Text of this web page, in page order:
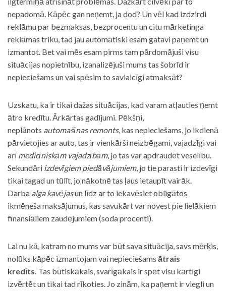
nepadomā. Kāpēc gan neņemt, ja dod? Un vēl kad izdzirdi
reklāmu par bezmaksas, bezprocentu un citu mārketinga
reklāmas triku, tad jau automātiski esam gatavi paņemt un
izmantot. Bet vai mēs esam pirms tam pārdomājuši visu
situācijas nopietnību, izanalizējuši mums tas šobrīd ir
nepieciešams un vai spēsim to savlaicīgi atmaksāt?
Uzskatu, ka ir tikai dažas situācijas, kad varam atļauties ņemt
ātro kredītu. Ārkārtas gadījumi. Pēkšņi,
neplānots automašīnas remonts, kas nepieciešams, jo ikdienā
pārvietojies ar auto, tas ir vienkārši neizbēgami, vajadzīgi vai
arīmedicīniskām vajadzībām, jo tas var apdraudēt veselību.
Sekundāri izdevīgiem piedāvājumiem, jo tie parasti ir izdevīgi
tikai tagad un tūlīt, jo nākotnē tas ļaus ietaupīt vairāk.
Darba alga kavējasun līdz ar to iekavēsiet obligātos
ikmēneša maksājumus, kas savukārt var novest pie lielākiem
finansiāliem zaudējumiem (soda procenti).
Lai nu kā, katram no mums var būt sava situācija, savs mērķis,
nolūks kāpēc izmantojam vai nepieciešams ātrais
kredīts. Tas būtiskākais, svarīgākais ir spēt visu kārtīgi
izvērtēt un tikai tad rīkoties. Jo zinām, ka paņemt ir viegli un